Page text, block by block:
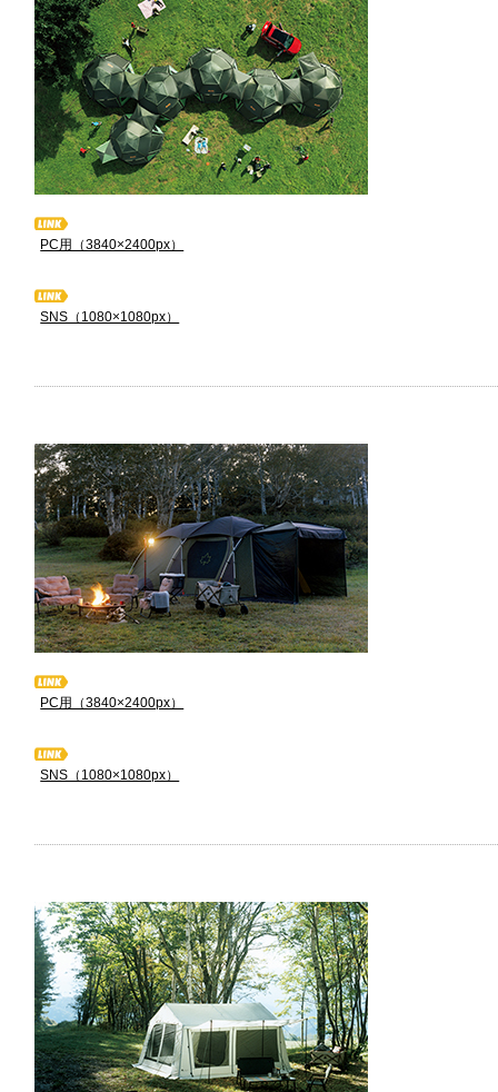
PC用（3840×2400px）
SNS（1080×1080px）
PC用（3840×2400px）
SNS（1080×1080px）